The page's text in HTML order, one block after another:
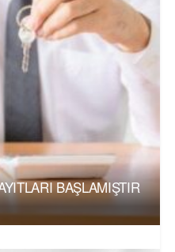
BAŞLAMIŞTIR